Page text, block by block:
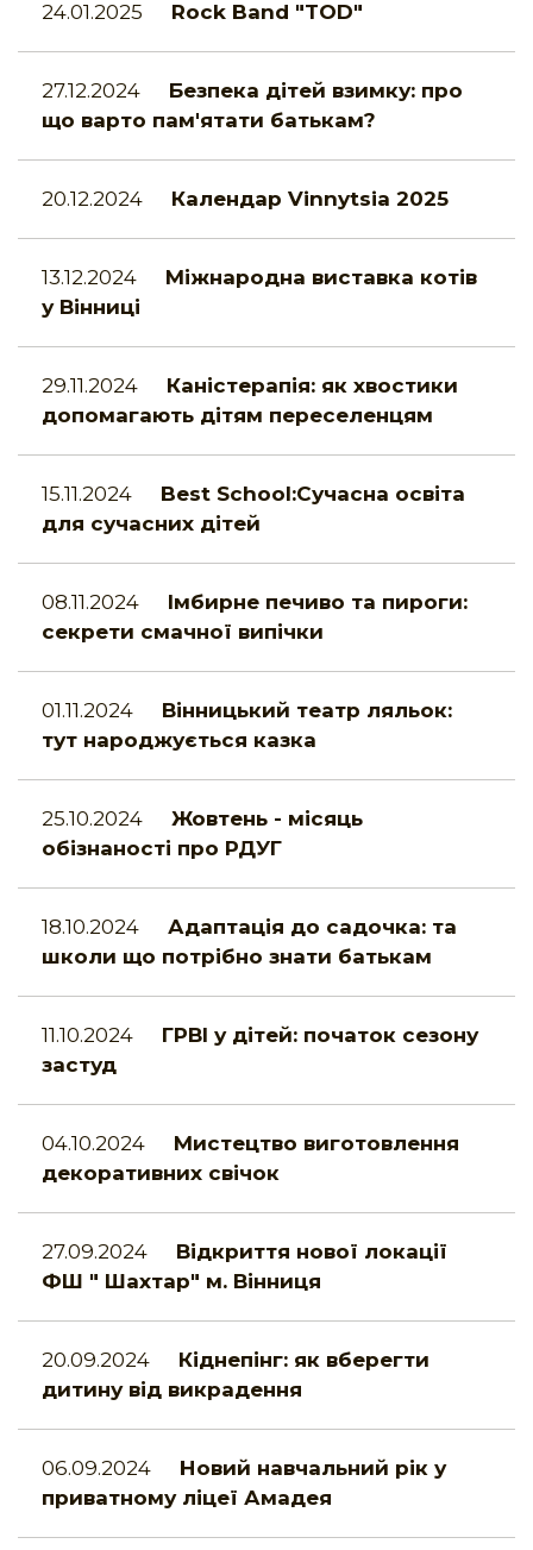
24.01.2025 Rock Band "TOD"
27.12.2024
Безпека дітей взимку: про
що варто пам'ятати батькам?
20.12.2024 Календар Vinnytsia 2025
13.12.2024
Міжнародна виставка котів
у Вінниці
29.11.2024
Каністерапія: як хвостики
допомагають дітям переселенцям
15.11.2024
Best School:Сучасна освіта
для сучасних дітей
08.11.2024
Імбирне печиво та пироги:
секрети смачної випічки
01.11.2024
Вінницький театр ляльок:
тут народжується казка
25.10.2024
Жовтень - місяць
обізнаності про РДУГ
18.10.2024
Адаптація до садочка: та
школи що потрібно знати батькам
11.10.2024
ГРВІ у дітей: початок сезону
застуд
04.10.2024
Мистецтво виготовлення
декоративних свічок
27.09.2024
Відкриття нової локації
ФШ " Шахтар" м. Вінниця
20.09.2024
Кіднепінг: як вберегти
дитину від викрадення
06.09.2024
Новий навчальний рік у
приватному ліцеї Амадея